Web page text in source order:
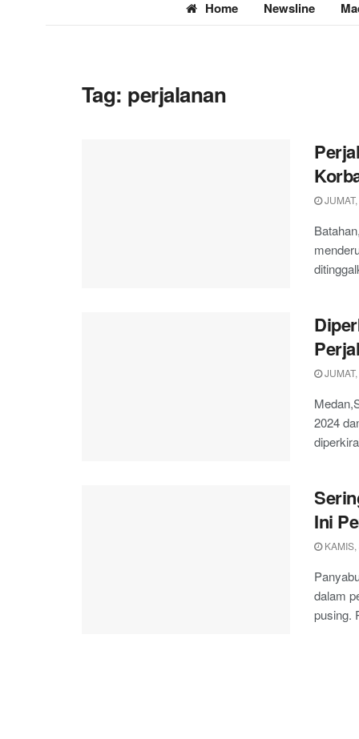
Home Newsline
Tag: perjalanan
2024
Ini
KAMIS,
dalam
pusing.